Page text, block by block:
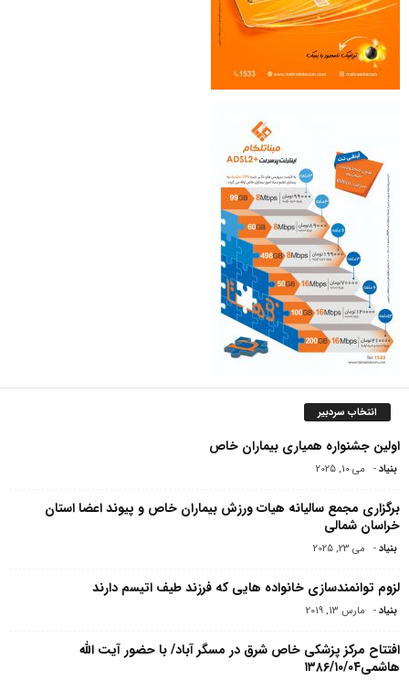
انتخاب سردبیر
اولین جشنواره همیاری بیماران خاص
بنیاد- می 10, 2025
برگزاری مجمع سالیانه هیات ورزش بیماران خاص و پیوند اعضا استان
خراسان شمالی
بنیاد- می 23, 2025
لزوم توانمندسازی خانواده هایی که فرزند طیف اتیسم دارند
بنیاد- مارس 13, 2019
افتتاح مرکز پزشکی خاص شرق در مسگر آباد/ با حضور آیت الله
هاشمی۱۳۸۶/۱۰/۰۴